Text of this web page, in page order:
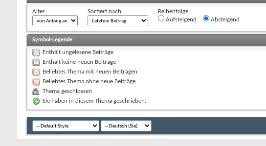
Alter Sortiert nach
Reihenfolge
Aufsteigend
Absteigend
Symbol-Legende
Enthält ungelesene Beiträge
Enthält keine neuen Beiträge
Beliebtes Thema mit neuen Beiträgen
Beliebtes Thema ohne neue Beiträge
Thema geschlossen
Sie haben in diesem Thema geschrieben.